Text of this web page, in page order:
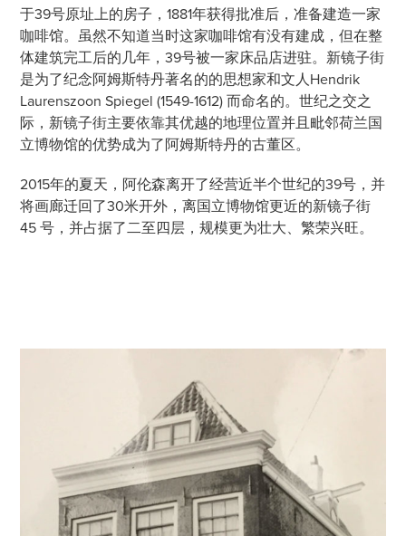
于39号原址上的房子，1881年获得批准后，准备建造一家
咖啡馆。虽然不知道当时这家咖啡馆有没有建成，但在整
体建筑完工后的几年，39号被一家床品店进驻。新镜子街
是为了纪念阿姆斯特丹著名的的思想家和文人Hendrik
Laurenszoon Spiegel (1549-1612) 而命名的。世纪之交之
际，新镜子街主要依靠其优越的地理位置并且毗邻荷兰国
立博物馆的优势成为了阿姆斯特丹的古董区。
2015年的夏天，阿伦森离开了经营近半个世纪的39号，并
将画廊迁回了30米开外，离国立博物馆更近的新镜子街
45 号，并占据了二至四层，规模更为壮大、繁荣兴旺。